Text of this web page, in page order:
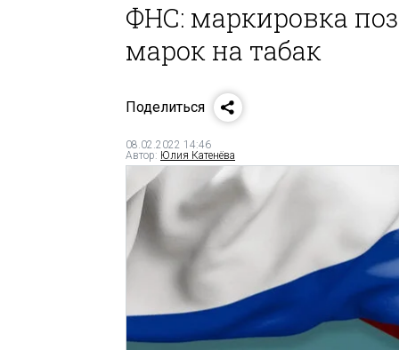
ФНС: маркировка
марок на табак
Поделиться
08.02.2022 14:46
Автор: Юлия Катенёва